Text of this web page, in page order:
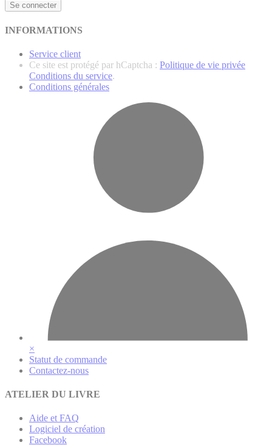
Se connecter
INFORMATIONS
Service client
Ce site est protégé par hCaptcha : Politique de vie privée
Conditions du service.
Conditions générales
×
Statut de commande
Contactez-nous
ATELIER DU LIVRE
Aide et FAQ
Logiciel de création
Facebook